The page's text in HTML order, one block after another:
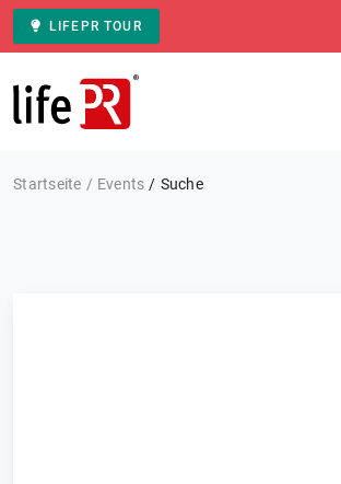
LIFEPR TOUR
Zur Startseite
Startseite Events Suche